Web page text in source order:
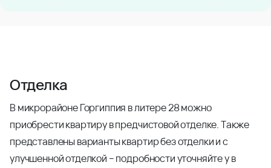
Отделка
В микрорайоне Горгиппия в литере 28 можно
приобрести квартиру в предчистовой отделке. Также
представлены варианты квартир без отделки и с
улучшенной отделкой – подробности уточняйте у в